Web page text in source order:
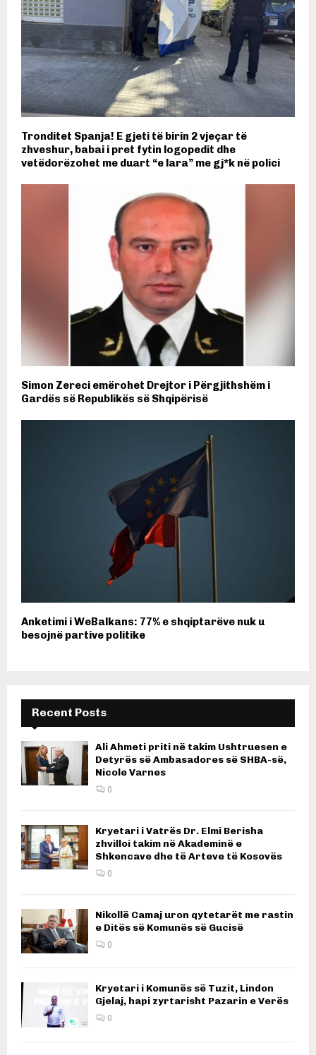
Tronditet Spanja! E gjeti të birin 2 vjeçar të
zhveshur, babai i pret fytin logopedit dhe
vetëdorëzohet me duart “e lara” me gj*k në polici
Simon Zereci emërohet Drejtor i Përgjithshëm i
Gardës së Republikës së Shqipërisë
Anketimi i WeBalkans: 77% e shqiptarëve nuk u
besojnë partive politike
Recent Posts
Ali Ahmeti priti në takim Ushtruesen e
Detyrës së Ambasadores së SHBA-së,
Nicole Varnes
0
Kryetari i Vatrës Dr. Elmi Berisha
zhvilloi takim në Akademinë e
Shkencave dhe të Arteve të Kosovës
0
Nikollë Camaj uron qytetarët me rastin
e Ditës së Komunës së Gucisë
0
Kryetari i Komunës së Tuzit, Lindon
Gjelaj, hapi zyrtarisht Pazarin e Verës
0